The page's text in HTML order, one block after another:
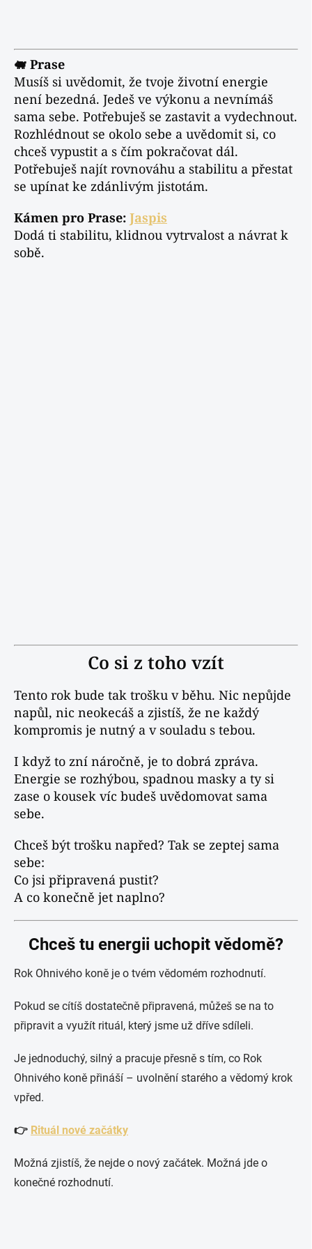
🐖 Prase
Musíš si uvědomit, že tvoje životní energie
není bezedná. Jedeš ve výkonu a nevnímáš
sama sebe. Potřebuješ se zastavit a vydechnout.
Rozhlédnout se okolo sebe a uvědomit si, co
chceš vypustit a s čím pokračovat dál.
Potřebuješ najít rovnováhu a stabilitu a přestat
se upínat ke zdánlivým jistotám.
Kámen pro Prase: Jaspis
Dodá ti stabilitu, klidnou vytrvalost a návrat k
sobě.
Co si z toho vzít
Tento rok bude tak trošku v běhu. Nic nepůjde
napůl, nic neokecáš a zjistíš, že ne každý
kompromis je nutný a v souladu s tebou.
I když to zní náročně, je to dobrá zpráva.
Energie se rozhýbou, spadnou masky a ty si
zase o kousek víc budeš uvědomovat sama
sebe.
Chceš být trošku napřed? Tak se zeptej sama
sebe:
Co jsi připravená pustit?
A co konečně jet naplno?
Chceš tu energii uchopit vědomě?
Rok Ohnivého koně je o tvém vědomém rozhodnutí.
Pokud se cítíš dostatečně připravená, můžeš se na to
připravit a využít rituál, který jsme už dříve sdíleli.
Je jednoduchý, silný a pracuje přesně s tím, co Rok
Ohnivého koně přináší – uvolnění starého a vědomý krok
vpřed.
👉 Rituál nové začátky
Možná zjistíš, že nejde o nový začátek. Možná jde o
konečné rozhodnutí.